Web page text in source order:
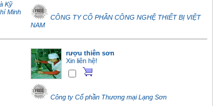
Kỹ
Minh
CÔNG TY CỔ PHẦN CÔNG NGHỆ THIẾT BỊ VIỆT
NAM
rượu thiên sơn
Xin liên hệ!
Công ty Cổ phần Thương mại Lạng Sơn